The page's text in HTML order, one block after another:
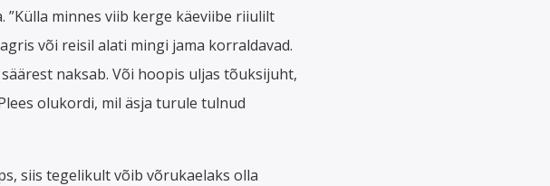
”Külla minnes viib kerge käeviibe riiulilt
või reisil alati mingi jama korraldavad.
naksab. Või hoopis uljas tõuksijuht,
olukordi, mil äsja turule tulnud
siis tegelikult võib võrukaelaks olla